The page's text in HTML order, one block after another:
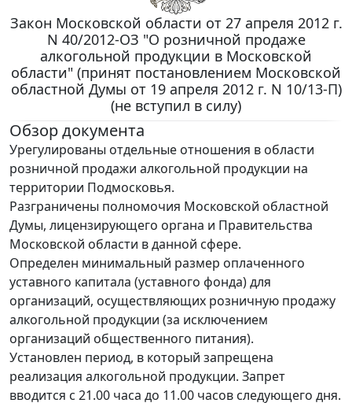
Закон Московской области от 27 апреля 2012 г.
N 40/2012-ОЗ "О розничной продаже
алкогольной продукции в Московской
области" (принят постановлением Московской
областной Думы от 19 апреля 2012 г. N 10/13-П)
(не вступил в силу)
Обзор документа
Урегулированы отдельные отношения в области
розничной продажи алкогольной продукции на
территории Подмосковья.
Разграничены полномочия Московской областной
Думы, лицензирующего органа и Правительства
Московской области в данной сфере.
Определен минимальный размер оплаченного
уставного капитала (уставного фонда) для
организаций, осуществляющих розничную продажу
алкогольной продукции (за исключением
организаций общественного питания).
Установлен период, в который запрещена
реализация алкогольной продукции. Запрет
вводится с 21.00 часа до 11.00 часов следующего дня.